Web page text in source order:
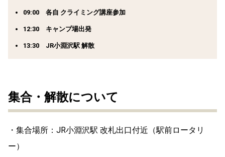
09:00 各自 クライミング講座参加
12:30 キャンプ場出発
13:30 JR小淵沢駅 解散
集合・解散について
・集合場所：JR小淵沢駅 改札出口付近（駅前ロータリ
ー）